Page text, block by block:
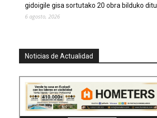
gidoigile gisa sortutako 20 obra bilduko ditu
6 agosto, 2026
Noticias de Actualidad